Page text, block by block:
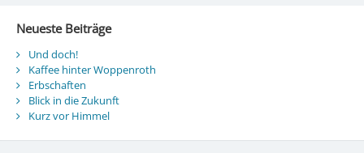
Neueste Beiträge
Und doch!
Kaffee hinter Woppenroth
Erbschaften
Blick in die Zukunft
Kurz vor Himmel